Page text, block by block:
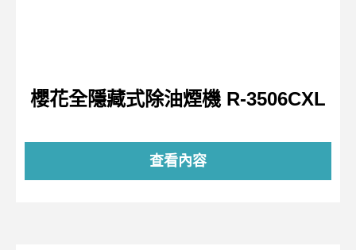
櫻花全隱藏式除油煙機 R-3506CXL
查看內容